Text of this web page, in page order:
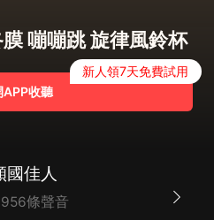
嘣嘣跳 旋律風鈴杯
APP收聽
新人領7天免費試用
國佳人
條聲音